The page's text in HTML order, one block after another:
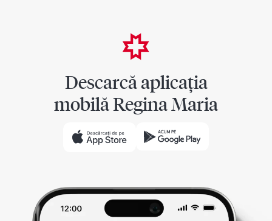
Descarcă aplicația
mobilă Regina Maria